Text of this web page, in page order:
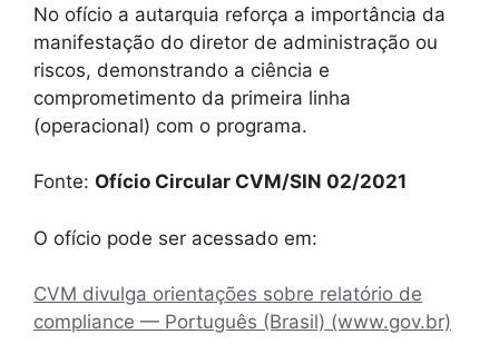
No ofício a autarquia reforça a importância da
manifestação do diretor de administração ou
riscos, demonstrando a ciência e
comprometimento da primeira linha
(operacional) com o programa.
Fonte: Ofício Circular CVM/SIN 02/2021
O ofício pode ser acessado em:
CVM divulga orientações sobre relatório de
compliance — Português (Brasil) (www.gov.br)